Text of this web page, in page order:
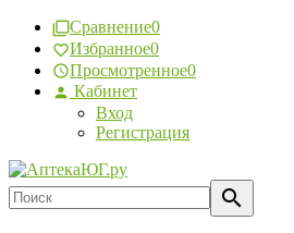
Сравнение0
Избранное0
Просмотренное0
Кабинет
Вход
Регистрация